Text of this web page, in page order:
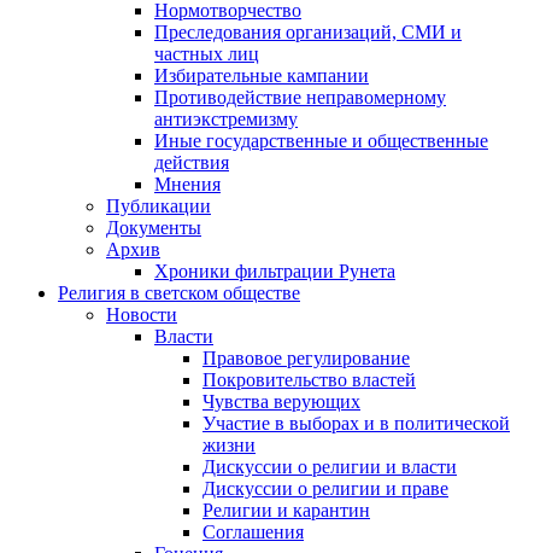
Нормотворчество
Преследования организаций, СМИ и
частных лиц
Избирательные кампании
Противодействие неправомерному
антиэкстремизму
Иные государственные и общественные
действия
Мнения
Публикации
Документы
Архив
Хроники фильтрации Рунета
Религия в светском обществе
Новости
Власти
Правовое регулирование
Покровительство властей
Чувства верующих
Участие в выборах и в политической
жизни
Дискуссии о религии и власти
Дискуссии о религии и праве
Религии и карантин
Соглашения